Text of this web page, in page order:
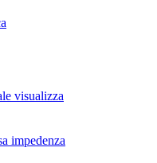
visualizza
impedenza